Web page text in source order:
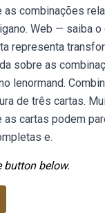
combinações
Web — saiba
representa
sobre as
lenormand.
de três cartas.
cartas podem
e.
button below.